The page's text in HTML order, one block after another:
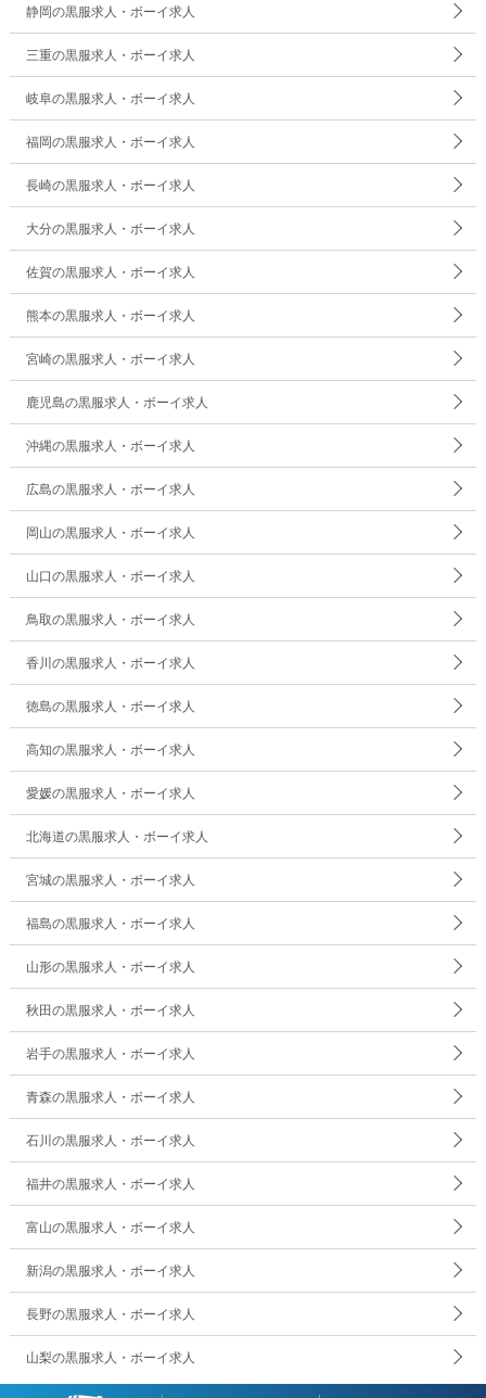
静岡の黒服求人・ボーイ求人
三重の黒服求人・ボーイ求人
岐阜の黒服求人・ボーイ求人
福岡の黒服求人・ボーイ求人
長崎の黒服求人・ボーイ求人
大分の黒服求人・ボーイ求人
佐賀の黒服求人・ボーイ求人
熊本の黒服求人・ボーイ求人
宮崎の黒服求人・ボーイ求人
鹿児島の黒服求人・ボーイ求人
沖縄の黒服求人・ボーイ求人
広島の黒服求人・ボーイ求人
岡山の黒服求人・ボーイ求人
山口の黒服求人・ボーイ求人
鳥取の黒服求人・ボーイ求人
香川の黒服求人・ボーイ求人
徳島の黒服求人・ボーイ求人
高知の黒服求人・ボーイ求人
愛媛の黒服求人・ボーイ求人
北海道の黒服求人・ボーイ求人
宮城の黒服求人・ボーイ求人
福島の黒服求人・ボーイ求人
山形の黒服求人・ボーイ求人
秋田の黒服求人・ボーイ求人
岩手の黒服求人・ボーイ求人
青森の黒服求人・ボーイ求人
石川の黒服求人・ボーイ求人
福井の黒服求人・ボーイ求人
富山の黒服求人・ボーイ求人
新潟の黒服求人・ボーイ求人
長野の黒服求人・ボーイ求人
山梨の黒服求人・ボーイ求人